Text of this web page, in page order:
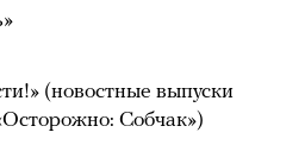
(новостные выпуски
Собчак»)